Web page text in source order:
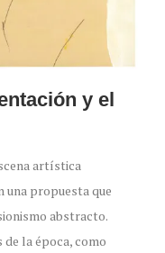
y el
artística
una propuesta que
abstracto.
la época, como